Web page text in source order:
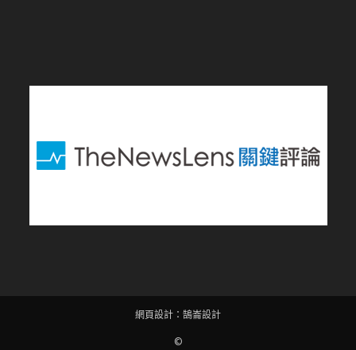
網頁設計 ： 鵠崙設計
©